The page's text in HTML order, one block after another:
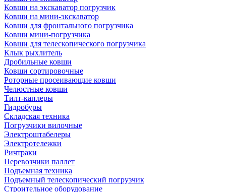
Ковши на экскаватор погрузчик
Ковши на мини-экскаватор
Ковши для фронтального погрузчика
Ковши мини-погрузчика
Ковши для телескопического погрузчика
Клык рыхлитель
Дробильные ковши
Ковши сортировочные
Роторные просеивающие ковши
Челюстные ковши
Тилт-каплеры
Гидробуры
Складская техника
Погрузчики вилочные
Электроштабелеры
Электротележки
Ричтраки
Перевозчики паллет
Подъемная техника
Подъемный телескопический погрузчик
Строительное оборудование